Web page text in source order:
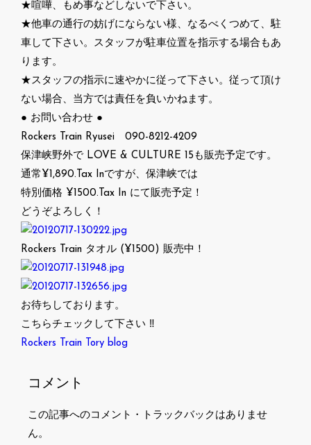
★喧嘩、もめ事などしないで下さい。
★他車の通行の妨げにならない様、なるべくつめて、駐
車して下さい。スタッフが駐車位置を指示する場合もあ
ります。
★スタッフの指示に速やかに従って下さい。従って頂け
ない場合、当方では責任を負いかねます。
● お問い合わせ ●
Rockers Train Ryusei 090-8212-4209
保津峡野外で LOVE & CULTURE 15も販売予定です。
通常¥1,890.Tax Inですが、保津峡では
特別価格 ¥1500.Tax In にて販売予定！
どうぞよろしく！
Rockers Train タオル (¥1500) 販売中！
お待ちしております。
こちらチェックして下さい ‼
Rockers Train Tory blog
コメント
この記事へのコメント・トラックバックはありませ
ん。